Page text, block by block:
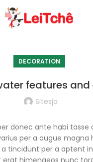
DECORATION
features and
Sitesja
donec ante habi tasse
per a augue magna
tincidunt per a aptent
erat himenaeos nunc